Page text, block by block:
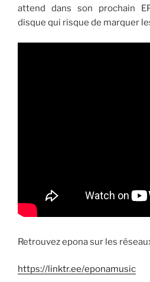
attend dans son prochain
disque qui risque de marquer
Retrouvez epona sur les
https://linktr.ee/eponamusic